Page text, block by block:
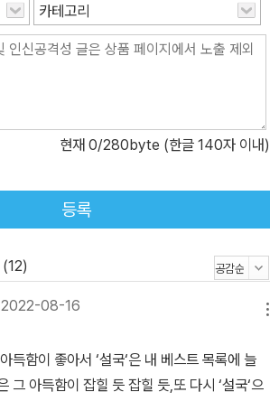
해 가와바타 야스나리의 삶은
다. 그의 초반 생에 불어닥친 기구한 운명은
도 향후 그가 어떤 삶을 살았을지 짐작하게 한
고 결국 마지막 보호자였던 할아버지마저 열
서 세상에 홀로 남겨진다. 연이은 가족의 죽음
는 ‘장례의 명인’이라는 별명마저 붙을 정도였
그의 유년기와 청년기의 삶을 좇으며 작가로서
삶이 어떻게 흘러갔을지 깊이 이해하고자 했
설국』으로 일본에서는 최초로, 아시아에서는
로 노벨문학상을 수상하여 일본적 미학을 세계
카테고리
현재 0/280byte (한글 140자 이내)
등록
2022-08-16
득함이 좋아서 ‘설국‘은 내 베스트 목록에 늘
그 아득함이 잡힐 듯 잡힐 듯,또 다시 ‘설국‘으